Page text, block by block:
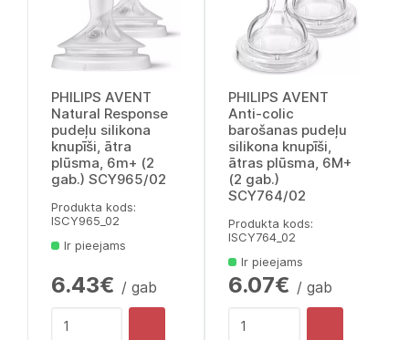
PHILIPS AVENT
Natural Response
pudeļu silikona
knupīši, ātra
plūsma, 6m+ (2
gab.) SCY965/02
Produkta kods:
lSCY965_02
Ir pieejams
6.43€ / gab
PHILIPS AVENT
Anti-colic
barošanas pudeļu
silikona knupīši,
ātras plūsma, 6M+
(2 gab.)
SCY764/02
Produkta kods:
lSCY764_02
Ir pieejams
6.07€ / gab